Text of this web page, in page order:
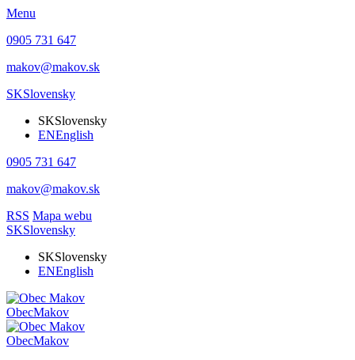
Menu
0905 731 647
makov@makov.sk
SKSlovensky
SKSlovensky
ENEnglish
0905 731 647
makov@makov.sk
RSS Mapa webu
SKSlovensky
SKSlovensky
ENEnglish
ObecMakov
ObecMakov